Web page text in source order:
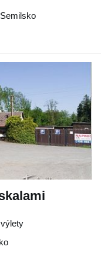
Semilsko